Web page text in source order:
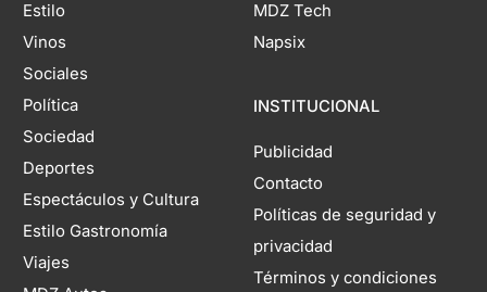
Estilo
Vinos
Sociales
Política
Sociedad
Deportes
Espectáculos y Cultura
Estilo Gastronomía
Viajes
MDZ Tech
Napsix
INSTITUCIONAL
Publicidad
Contacto
Políticas de seguridad y
privacidad
Términos y condiciones